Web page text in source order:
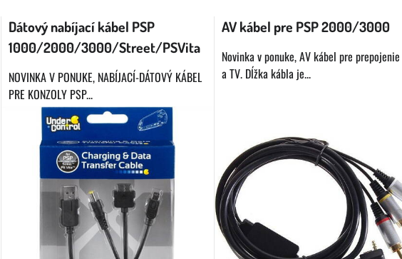
Mriežka ZoznamTabuľka
Dátový nabíjací kábel PSP
1000/2000/3000/Street/PSVita
NOVINKA V PONUKE, NABÍJACÍ-DÁTOVÝ KÁBEL
PRE KONZOLY PSP...
AV kábel pre PSP 2000/3000
Novinka v ponuke, AV kábel pre prepojenie
a TV. Dĺžka kábla je...